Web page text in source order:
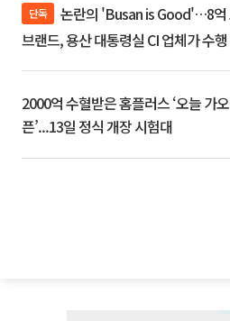
단독
브랜드, 용산 대통령실 CI 업체가 수행
2000억 수혈받은 홈플러스 ‘오늘 가오
픈’...13일 정식 개장 시험대